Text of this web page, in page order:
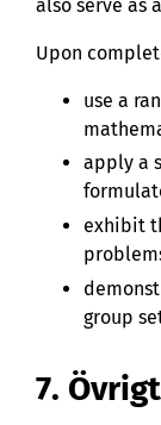
also serve as
Upon
use a
apply a
exhibit
group
7. Övrigt